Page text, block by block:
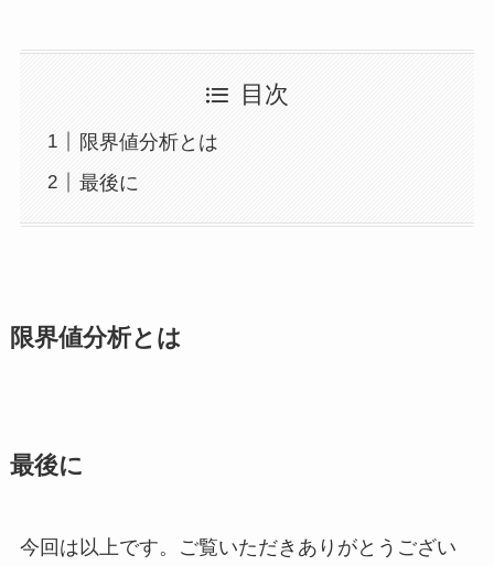
目次
限界値分析とは
最後に
限界値分析とは
最後に
今回は以上です。ご覧いただきありがとうござい